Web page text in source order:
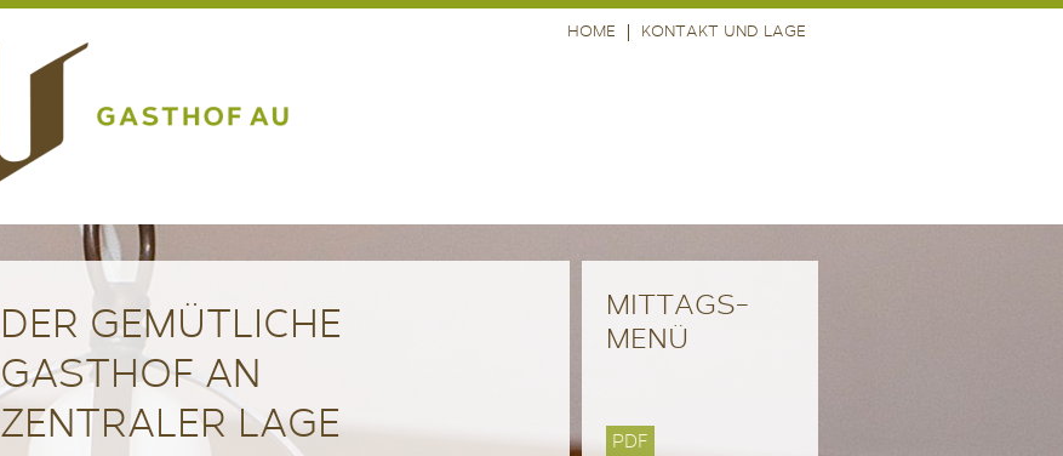
HOME KONTAKT UND LAGE
DER GEMÜTLICHE
GASTHOF AN
ZENTRALER LAGE
MITTAGS-
MENÜ
PDF